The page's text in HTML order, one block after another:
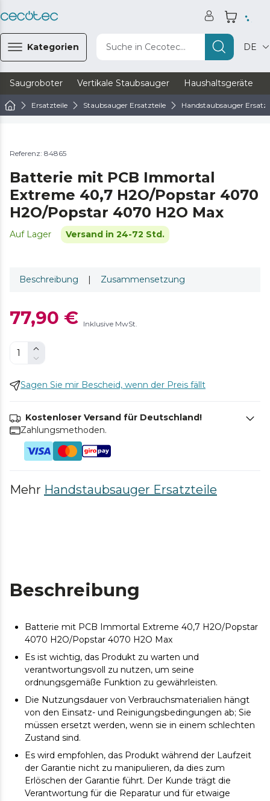
Kategorien Suche in Cecotec... DE
Saugroboter Vertikale Staubsauger Haushaltsgeräte
Ersatzteile Staubsauger Ersatzteile Handstaubsauger
Referenz: 84865
Batterie mit PCB Immortal
Extreme 40,7 H2O/Popstar 4070
H2O/Popstar 4070 H2O Max
Auf Lager Versand in 24-72 Std.
Beschreibung | Zusammensetzung
77,90 € Inklusive MwSt.
Sagen Sie mir Bescheid, wenn der Preis fällt
Kostenloser Versand für Deutschland!
Zahlungsmethoden.
Mehr Handstaubsauger Ersatzteile
Beschreibung
Batterie mit PCB Immortal Extreme 40,7 H2O/Popstar
4070 H2O/Popstar 4070 H2O Max
Es ist wichtig, das Produkt zu warten und
verantwortungsvoll zu nutzen, um seine
ordnungsgemäße Funktion zu gewährleisten.
Die Nutzungsdauer von Verbrauchsmaterialien hängt
von den Einsatz- und Reinigungsbedingungen ab; Sie
müssen ersetzt werden, wenn sie in einem schlechten
Zustand sind.
Es wird empfohlen, das Produkt während der Laufzeit
der Garantie nicht zu manipulieren, da dies zum
Erlöschen der Garantie führt. Der Kunde trägt die
Verantwortung für die Reparatur und für etwaige